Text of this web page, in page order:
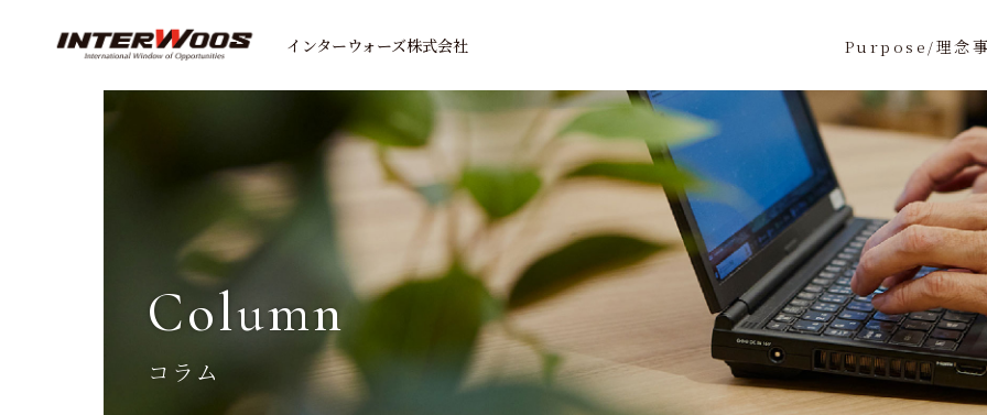
インターウォーズ株式会社 Purpose/理念
column
コラム